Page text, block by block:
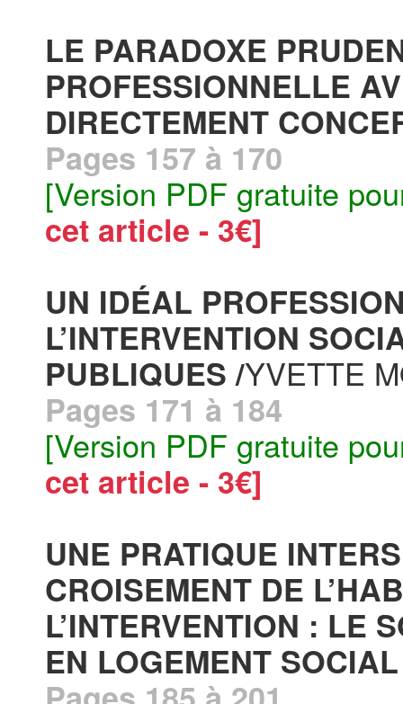
LE PARADOXE
PROFESSIONNELLE
DIRECTEMENT
Pages 157 à 170
[Version PDF gratuite
cet article - 3€]
UN IDÉAL
L’INTERVENTION
PUBLIQUES /YVETTE
Pages 171 à 184
[Version PDF gratuite
cet article - 3€]
UNE PRATIQUE
CROISEMENT DE
L’INTERVENTION : LE
EN LOGEMENT